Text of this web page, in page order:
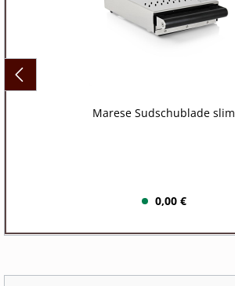
Marese Sudschublade slim
0,00 €